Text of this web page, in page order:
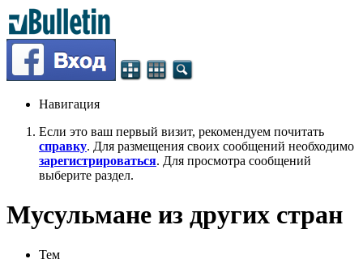
Навигация
Если это ваш первый визит, рекомендуем почитать
справку. Для размещения своих сообщений необходимо
зарегистрироваться. Для просмотра сообщений
выберите раздел.
Мусульмане из других стран
Тем